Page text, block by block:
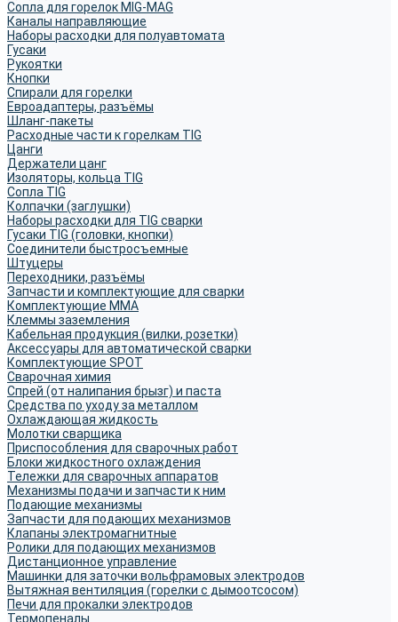
Сопла для горелок MIG-MAG
Каналы направляющие
Наборы расходки для полуавтомата
Гусаки
Рукоятки
Кнопки
Спирали для горелки
Евроадаптеры, разъёмы
Шланг-пакеты
Расходные части к горелкам TIG
Цанги
Держатели цанг
Изоляторы, кольца TIG
Сопла TIG
Колпачки (заглушки)
Наборы расходки для TIG сварки
Гусаки TIG (головки, кнопки)
Соединители быстросъемные
Штуцеры
Переходники, разъёмы
Запчасти и комплектующие для сварки
Комплектующие ММА
Клеммы заземления
Кабельная продукция (вилки, розетки)
Аксессуары для автоматической сварки
Комплектующие SPOT
Сварочная химия
Спрей (от налипания брызг) и паста
Средства по уходу за металлом
Охлаждающая жидкость
Молотки сварщика
Приспособления для сварочных работ
Блоки жидкостного охлаждения
Тележки для сварочных аппаратов
Механизмы подачи и запчасти к ним
Подающие механизмы
Запчасти для подающих механизмов
Клапаны электромагнитные
Ролики для подающих механизмов
Дистанционное управление
Машинки для заточки вольфрамовых электродов
Вытяжная вентиляция (горелки с дымоотсосом)
Печи для прокалки электродов
Термопеналы